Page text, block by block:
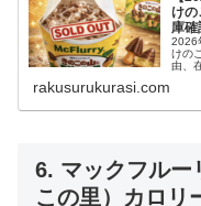
け
庫確
2026
けの
由、
rakusurukurasi.com
6. マックフルー
この里）カロリ